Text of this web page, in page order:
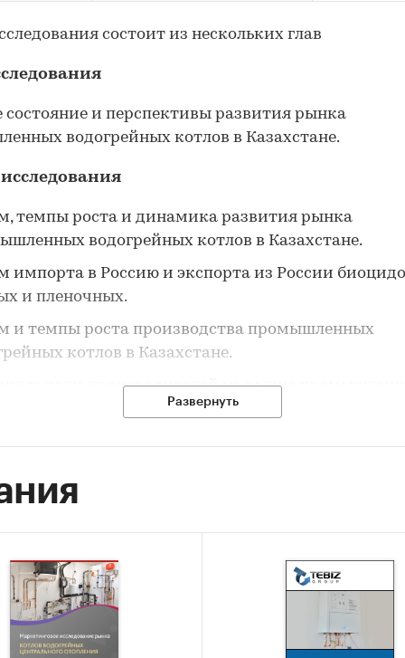
состоит из нескольких глав
состояние и перспективы развития рынка
водогрейных котлов в Казахстане.
темпы роста и динамика развития рынка
водогрейных котлов в Казахстане.
импорта в Россию и экспорта из России
и пленочных.
и темпы роста производства промышленных
котлов в Казахстане.
доли производителей на рынке
котлов в Казахстане.
развития рынка (в ближайшие несколько
исследования
водогрейных котлов в Казахстане
сбора и анализа данных
Развернуть